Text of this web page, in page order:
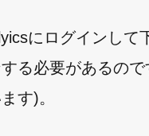
にログインし
る必要があるの
す)。